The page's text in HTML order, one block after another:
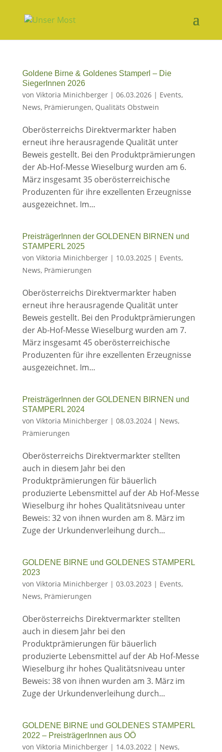
Goldene Birne & Goldenes Stamperl – Die
SiegerInnen 2026
von Viktoria Minichberger| 06.03.2026| Events,
News, Prämierungen, Qualitäts Obstwein
Oberösterreichs Direktvermarkter haben
erneut ihre herausragende Qualität unter
Beweis gestellt. Bei den Produktprämierungen
der Ab-Hof-Messe Wieselburg wurden am 6.
März insgesamt 35 oberösterreichische
Produzenten für ihre exzellenten Erzeugnisse
ausgezeichnet. Im...
PreisträgerInnen der GOLDENEN BIRNEN und
STAMPERL 2025
von Viktoria Minichberger| 10.03.2025 | Events,
News, Prämierungen
Oberösterreichs Direktvermarkter haben
erneut ihre herausragende Qualität unter
Beweis gestellt. Bei den Produktprämierungen
der Ab-Hof-Messe Wieselburg wurden am 7.
März insgesamt 45 oberösterreichische
Produzenten für ihre exzellenten Erzeugnisse
ausgezeichnet. Im...
PreisträgerInnen der GOLDENEN BIRNEN und
STAMPERL 2024
von Viktoria Minichberger| 08.03.2024| News,
Prämierungen
Oberösterreichs Direktvermarkter stellten
auch in diesem Jahr bei den
Produktprämierungen für bäuerlich
produzierte Lebensmittel auf der Ab Hof-Messe
Wieselburg ihr hohes Qualitätsniveau unter
Beweis: 32 von ihnen wurden am 8. März im
Zuge der Urkundenverleihung durch...
GOLDENE BIRNE und GOLDENES STAMPERL
2023
von Viktoria Minichberger| 03.03.2023 | Events,
News, Prämierungen
Oberösterreichs Direktvermarkter stellten
auch in diesem Jahr bei den
Produktprämierungen für bäuerlich
produzierte Lebensmittel auf der Ab Hof-Messe
Wieselburg ihr hohes Qualitätsniveau unter
Beweis: 38 von ihnen wurden am 3. März im
Zuge der Urkundenverleihung durch...
GOLDENE BIRNE und GOLDENES STAMPERL
2022 – PreisträgerInnen aus OÖ
von Viktoria Minichberger| 14.03.2022| News,